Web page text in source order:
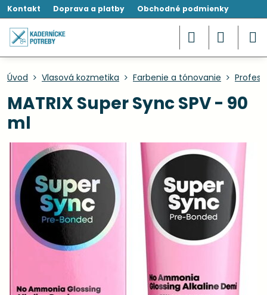
Kontakt Doprava a platby Obchodné podmienky
Úvod Vlasová kozmetika Farbenie a tónovanie
MATRIX Super Sync SPV - 90
ml